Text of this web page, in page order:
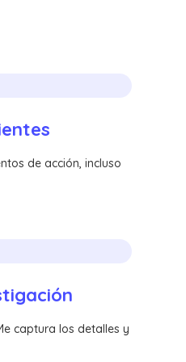
de acción, incluso
captura los detalles y